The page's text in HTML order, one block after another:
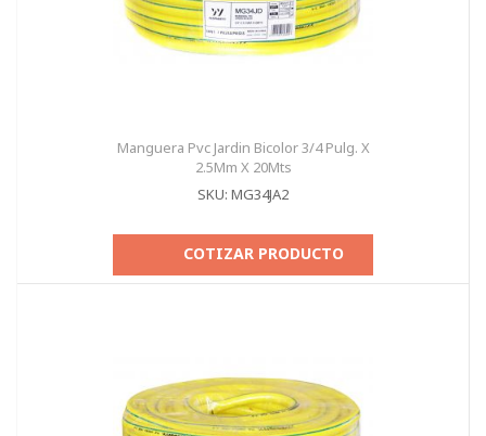
Manguera Pvc Jardin Bicolor 3/4 Pulg. X
2.5Mm X 20Mts
SKU: MG34JA2
COTIZAR PRODUCTO